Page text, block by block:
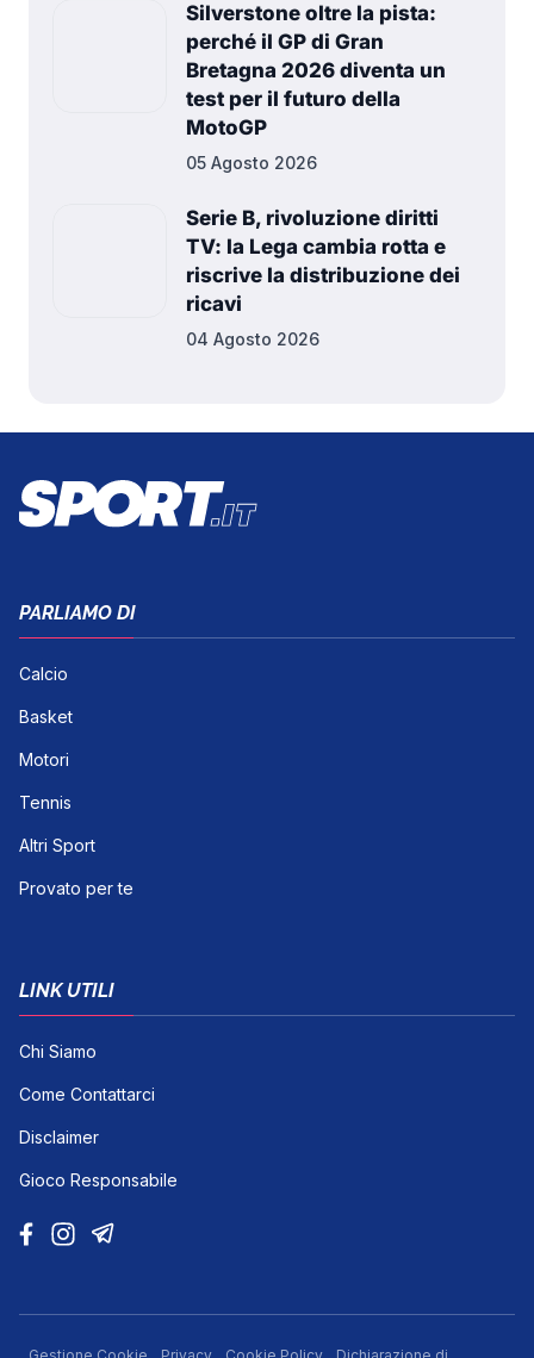
Silverstone oltre la pista:
perché il GP di Gran
Bretagna 2026 diventa un
test per il futuro della
MotoGP
05 Agosto 2026
Serie B, rivoluzione diritti
TV: la Lega cambia rotta e
riscrive la distribuzione dei
ricavi
04 Agosto 2026
PARLIAMO DI
Calcio
Basket
Motori
Tennis
Altri Sport
Provato per te
LINK UTILI
Chi Siamo
Come Contattarci
Disclaimer
Gioco Responsabile